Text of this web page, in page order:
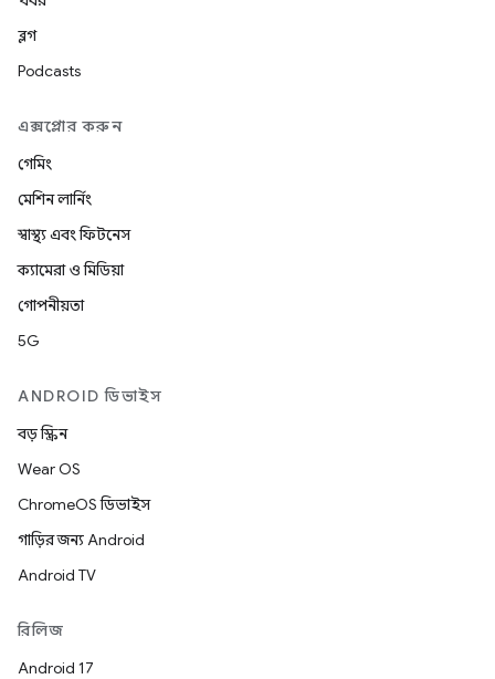
ব্লগ
Podcasts
এক্সপ্লোর করুন
গেমিং
মেশিন লার্নিং
স্বাস্থ্য এবং ফিটনেস
ক্যামেরা ও মিডিয়া
গোপনীয়তা
5G
ANDROID ডিভাইস
বড় স্ক্রিন
Wear OS
ChromeOS ডিভাইস
গাড়ির জন্য Android
Android TV
রিলিজ
Android 17